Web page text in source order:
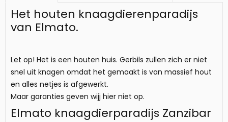
Het houten knaagdierenparadijs
van Elmato.
Let op! Het is een houten huis. Gerbils zullen zich er niet
snel uit knagen omdat het gemaakt is van massief hout
en alles netjes is afgewerkt.
Maar garanties geven wijj hier niet op.
Elmato knaagdierparadijs Zanzibar